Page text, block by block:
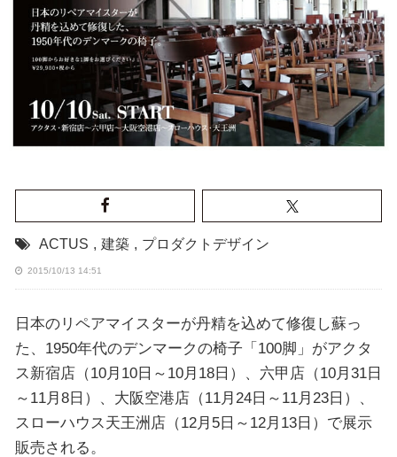
ACTUS , 建築 , プロダクトデザイン
2015/10/13 14:51
日本のリペアマイスターが丹精を込めて修復し蘇っ
た、1950年代のデンマークの椅子「100脚」がアクタ
ス新宿店（10月10日～10月18日）、六甲店（10月31日
～11月8日）、大阪空港店（11月24日～11月23日）、
スローハウス天王洲店（12月5日～12月13日）で展示
販売される。